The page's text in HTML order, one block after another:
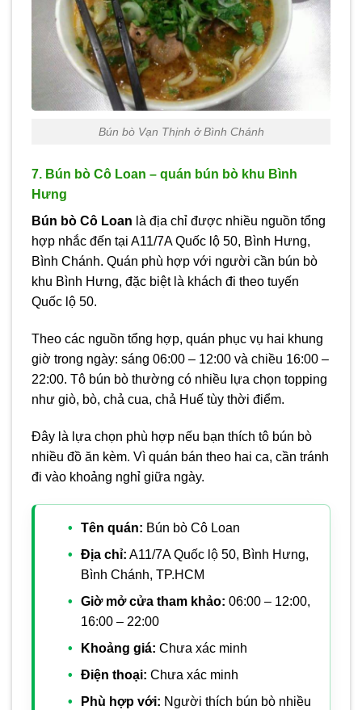
Bún bò Vạn Thịnh ở Bình Chánh
7. Bún bò Cô Loan – quán bún bò khu Bình
Hưng
Bún bò Cô Loan là địa chỉ được nhiều nguồn tổng
hợp nhắc đến tại A11/7A Quốc lộ 50, Bình Hưng,
Bình Chánh. Quán phù hợp với người cần bún bò
khu Bình Hưng, đặc biệt là khách đi theo tuyến
Quốc lộ 50.
Theo các nguồn tổng hợp, quán phục vụ hai khung
giờ trong ngày: sáng 06:00 – 12:00 và chiều 16:00 –
22:00. Tô bún bò thường có nhiều lựa chọn topping
như giò, bò, chả cua, chả Huế tùy thời điểm.
Đây là lựa chọn phù hợp nếu bạn thích tô bún bò
nhiều đồ ăn kèm. Vì quán bán theo hai ca, cần tránh
đi vào khoảng nghỉ giữa ngày.
Tên quán: Bún bò Cô Loan
Địa chỉ: A11/7A Quốc lộ 50, Bình Hưng,
Bình Chánh, TP.HCM
Giờ mở cửa tham khảo: 06:00 – 12:00,
16:00 – 22:00
Khoảng giá: Chưa xác minh
Điện thoại: Chưa xác minh
Phù hợp với: Người thích bún bò nhiều